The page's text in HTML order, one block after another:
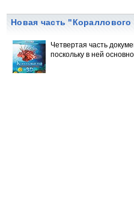
Новая часть
Четвертая часть
поскольку в ней